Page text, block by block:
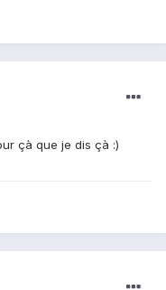
çà que je dis çà :)